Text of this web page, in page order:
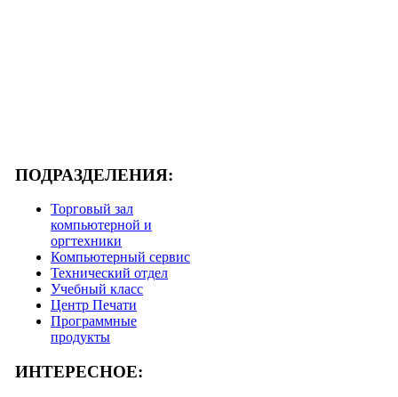
ПОДРАЗДЕЛЕНИЯ:
Торговый зал
компьютерной и
оргтехники
Компьютерный сервис
Технический отдел
Учебный класс
Центр Печати
Программные
продукты
ИНТЕРЕСНОЕ: